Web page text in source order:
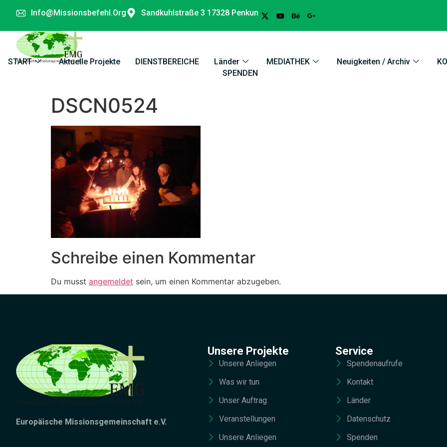
Info@missionsbefehl.org Sandkuhlstraße 3 17328 Penkun
START Aktuelle Projekte DIENSTBEREICHE Länder MEDIATHEK Neuigkeiten / Archiv
SPENDEN
DSCN0524
Schreibe einen Kommentar
Du musst angemeldet sein, um einen Kommentar abzugeben.
Europäische Missionsgemeinschaft e.V.
Unsere Projekte
Unsere Anliegen
Was wir tun
Unser Auftrag
Veranstellungen
Unsere Anliegen
Service
Spendenaufrufe
Kontakt
Länder
Datenschutz
Spenden